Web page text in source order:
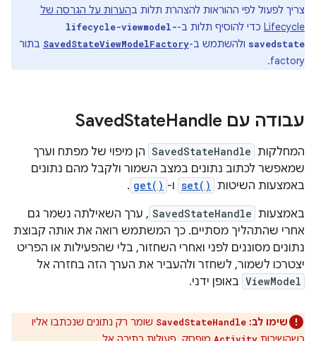
צריך לפעול לפי ההוראות להצהרת תלות בהערות על הגרסה של
Lifecycle כדי להוסיף תלות ב-lifecycle-viewmodel-
savedstate ולהשתמש ב-SavedStateViewModelFactory בתור
factory.
עבודה עם Saved StateHandle
המחלקות SavedStateHandle הן מיפוי של מפתח וערך
שמאפשר לכתוב נתונים במצב השמור ולקבל מהם נתונים
באמצעות השיטות set() ו- get()
.
באמצעות SavedStateHandle , ערך השאילתה נשמר גם
אחרי שהתהליך מסתיים. כך המשתמש רואה את אותה קבוצת
נתונים מסוננים לפני ואחרי השחזור, בלי שהפעילות או הפריט
יצטרכו לשמור, לשחזר ולהעביר את הערך הזה בחזרה אל
ViewModel באופן ידני.
שימו לב: SavedStateHandle שומר רק נתונים שנכתבו אליו